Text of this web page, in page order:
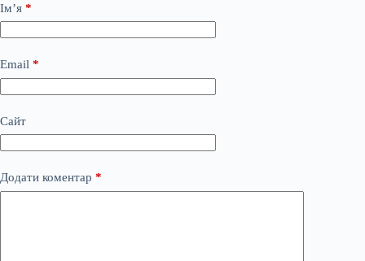
Ім’я *
Email *
Сайт
Додати коментар *